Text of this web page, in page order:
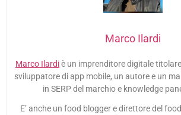
Marco Ilardi
Marco Ilardiè un imprenditore digitale
sviluppatore di app mobile, un autore e un
in SERP del marchio e knowledge
E’ anche un food blogger e direttore del